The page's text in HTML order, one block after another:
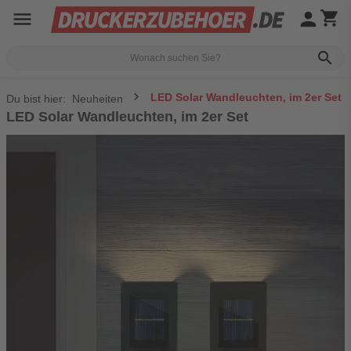
menu
search
person shopping_cart
Du bist hier: Neuheiten LED Solar Wandleuchten, im 2er Set
LED Solar Wandleuchten, im 2er Set